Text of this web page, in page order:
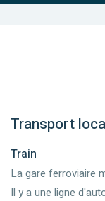
Transport
Train
La gare ferroviaire
Il y a une ligne